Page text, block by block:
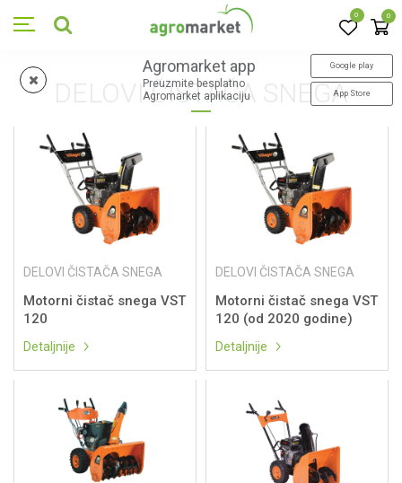
0 0
Agromarket app
Preuzmite besplatno
Agromarket aplikaciju
Google play
App Store
DELOVI ČISTAČA SNEGA
DELOVI ČISTAČA SNEGA
Motorni čistač snega VST
120
Detaljnije
DELOVI ČISTAČA SNEGA
Motorni čistač snega VST
120 (od 2020 godine)
Detaljnije